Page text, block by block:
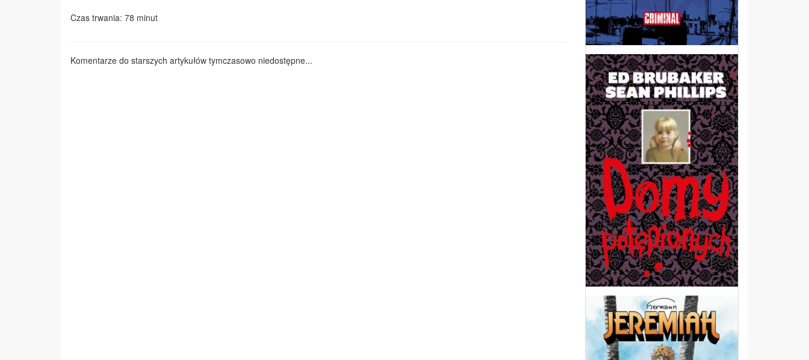
Czas trwania: 78 minut
Komentarze do starszych artykułów tymczasowo niedostępne...